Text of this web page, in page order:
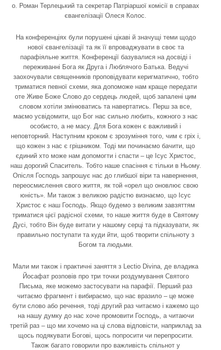
о. Роман Терлецький та секретар Патріаршої комісії в справах
євангелізації Олеся Колос.
На конференціях були порушені цікаві й значущі теми щодо
нової євангелізації та як її впроваджувати в своє та
парафіяльне життя. Конференції базувалися на досвіді і
переживанні Бога як Друга і Люблячого Батька. Ведучі
заохочували священників проповідувати керигматично, тобто
триматися певної схеми, яка допоможе нам краще передати
оте Живе Боже Слово до сердець людей, щоб запалені цим
словом хотіли змінюватись та навертатись. Перш за все,
маємо усвідомити, що Бог нас сильно любить, кожного з нас
особисто, а не масу. Для Бога кожен є важливий і
неповторний. Наступним кроком є зрозуміння того, чим є гріх і,
що кожен з нас є грішником. Тоді ми починаємо бачити, що
єдиний хто може нам допомогти і спасти – це Ісус Христос,
наш дорогий Спаситель. Тобто наше спасіння є тільки в Ньому.
Опісля Господь запрошує нас до глибшої віри та навернення,
переосмислення свого життя, як той «орел що оновлює свою
юність». Ми також з великою радістю визнаємо, що Ісус
Христос є наш Господь. Якщо будемо з великим завзяттям
триматися цієї радісної схеми, то наше життя буде в Святому
Дусі, тобто Він буде витати у нашому серці та підказувати, як
правильно поступати та куди йти, щоб творити спільноту з
Богом та людьми.
Мали ми також і практичні заняття з Lectio Divina, де владика
Йосафат розповів про три точки роздумування Святого
Письма, яке можемо застосувати на парафії. Перший раз
читаємо фрагмент і вибираємо, що нас вразило – це може
бути слово або речення, тоді другий раз читаємо і кажемо що
на нашу думку до нас хоче промовити Господь, а читаючи
третій раз – що ми хочемо на ці слова відповісти, наприклад за
щось подякувати Богові, щось попросити чи перепросити.
Також багато говорили про важливість спільнот у